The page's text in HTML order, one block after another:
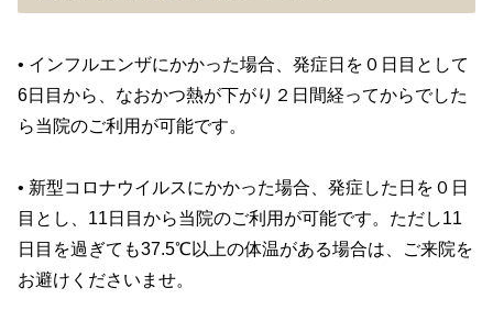
• インフルエンザにかかった場合、発症日を０日目として
6日目から、なおかつ熱が下がり２日間経ってからでした
ら当院のご利用が可能です。
• 新型コロナウイルスにかかった場合、発症した日を０日
目とし、11日目から当院のご利用が可能です。ただし11
日目を過ぎても37.5℃以上の体温がある場合は、ご来院を
お避けくださいませ。